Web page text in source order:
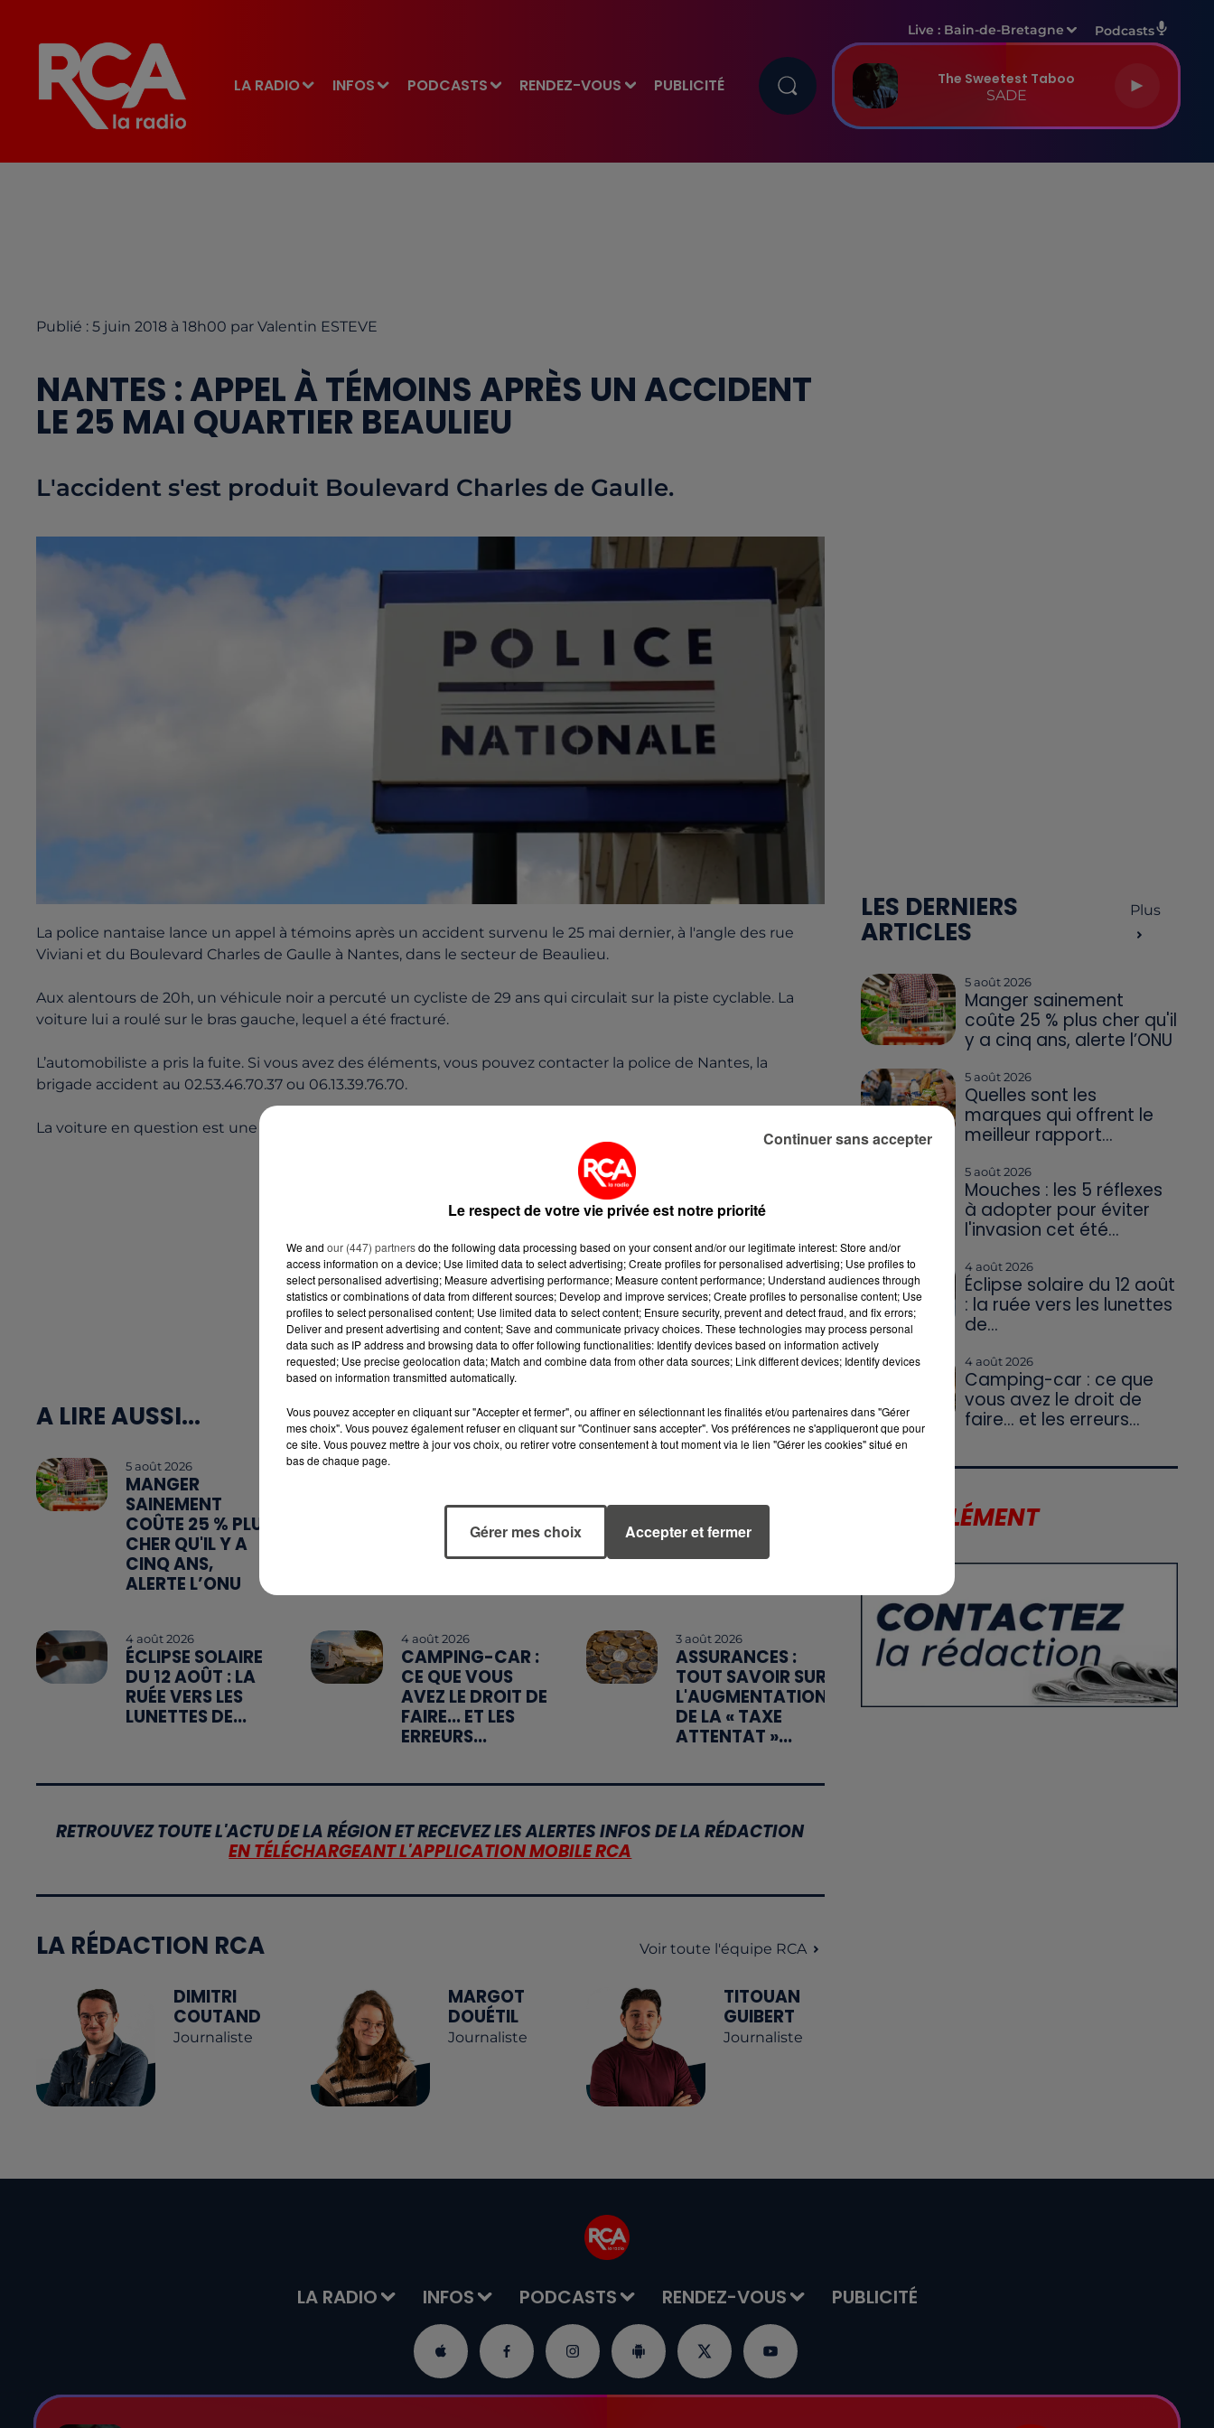
LA RADIO INFOS PODCASTS RENDEZ-VOUS PUBLICITÉ
Live : Bain-de-Bretagne Podcasts
The Sweetest Taboo
SADE
Publié : 5 juin 2018 à 18h00 par Valentin ESTEVE
NANTES : APPEL À TÉMOINS APRÈS UN ACCIDENT
LE 25 MAI QUARTIER BEAULIEU
L'accident s'est produit Boulevard Charles de Gaulle.
La police nantaise lance un appel à témoins après un accident survenu le 25 mai dernier, à l'angle des rue
Viviani et du Boulevard Charles de Gaulle à Nantes, dans le secteur de Beaulieu.
Aux alentours de 20h, un véhicule noir a percuté un cycliste de 29 ans qui circulait sur la piste cyclable. La
voiture lui a roulé sur le bras gauche, lequel a été fracturé.
L’automobiliste a pris la fuite. Si vous avez des éléments, vous pouvez contacter la police de Nantes, la
brigade accident au 02.53.46.70.37 ou 06.13.39.76.70.
La voiture en question est une berline noire, sans plus de précision.
A LIRE AUSSI...
5 août 2026
MANGER
SAINEMENT
COÛTE 25 % PLUS
CHER QU'IL Y A
CINQ ANS,
ALERTE L’ONU
LES MARQUES QUI
OFFRENT LE
MEILLEUR
RAPPORT...
RÉFLEXES À
ADOPTER POUR
ÉVITER
L'INVASION CET
4 août 2026
ÉCLIPSE SOLAIRE
DU 12 AOÛT : LA
RUÉE VERS LES
LUNETTES DE...
4 août 2026
CAMPING-CAR :
CE QUE VOUS
AVEZ LE DROIT DE
FAIRE... ET LES
ERREURS...
3 août 2026
ASSURANCES :
TOUT SAVOIR SUR
L'AUGMENTATION
DE LA « TAXE
ATTENTAT »...
RETROUVEZ TOUTE L'ACTU DE LA RÉGION ET RECEVEZ LES ALERTES INFOS DE LA RÉDACTION
EN TÉLÉCHARGEANT L'APPLICATION MOBILE RCA
LA RÉDACTION RCA Voir toute l'équipe RCA
DIMITRI
COUTAND
Journaliste
MARGOT
DOUÉTIL
Journaliste
TITOUAN
GUIBERT
Journaliste
LES DERNIERS
ARTICLES
Plus
5 août 2026
Manger sainement
coûte 25 % plus cher qu'il
y a cinq ans, alerte l’ONU
5 août 2026
Quelles sont les
marques qui offrent le
meilleur rapport...
5 août 2026
Mouches : les 5 réflexes
à adopter pour éviter
l'invasion cet été...
4 août 2026
Éclipse solaire du 12 août
: la ruée vers les lunettes
de...
4 août 2026
Camping-car : ce que
vous avez le droit de
faire... et les erreurs...
LE SUPPLÉMENT
LA RADIO INFOS PODCASTS RENDEZ-VOUS PUBLICITÉ
Le respect de votre vie privée est notre priorité
We and our (447) partnersdo the following data processing based on your consent and/or our legitimate interest: Store and/or
access information on a device; Use limited data to select advertising; Create profiles for personalised advertising; Use profiles to
select personalised advertising; Measure advertising performance; Measure content performance; Understand audiences through
statistics or combinations of data from different sources; Develop and improve services; Create profiles to personalise content; Use
profiles to select personalised content; Use limited data to select content; Ensure security, prevent and detect fraud, and fix errors;
Deliver and present advertising and content; Save and communicate privacy choices. These technologies may process personal
data such as IP address and browsing data to offer following functionalities: Identify devices based on information actively
requested; Use precise geolocation data; Match and combine data from other data sources; Link different devices; Identify devices
based on information transmitted automatically.
Vous pouvez accepter en cliquant sur "Accepter et fermer", ou affiner en sélectionnant les finalités et/ou partenaires dans "Gérer
mes choix". Vous pouvez également refuser en cliquant sur "Continuer sans accepter". Vos préférences ne s'appliqueront que pour
ce site. Vous pouvez mettre à jour vos choix, ou retirer votre consentement à tout moment via le lien "Gérer les cookies" situé en
bas de chaque page.
Gérer mes choix Accepter et fermer
Continuer sans accepter